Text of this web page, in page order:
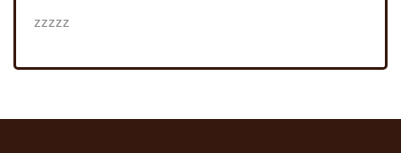
zzzzz